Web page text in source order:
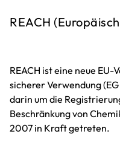
REACH
REACH ist eine neue
sicherer Verwendung
darin um die
Beschränkung von
2007 in Kraft getreten.